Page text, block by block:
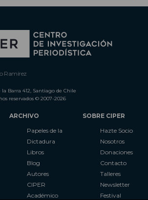
Ramírez
Barra 412, Santiago de Chile
reservados © 2007-2026
ARCHIVO
Papeles de la
Dictadura
Libros
Blog
Autores
CIPER
Académico
SOBRE CIPER
Hazte Socio
Nosotros
Donaciones
Contacto
Talleres
Newsletter
Festival